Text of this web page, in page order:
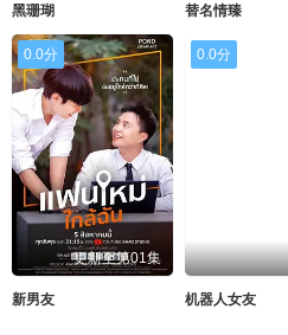
黑珊瑚 替名情臻
0.0分
更新至第01集
新男友
0.0分
机器人女友